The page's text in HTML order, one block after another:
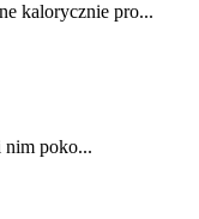
kalorycznie pro...
nim poko...